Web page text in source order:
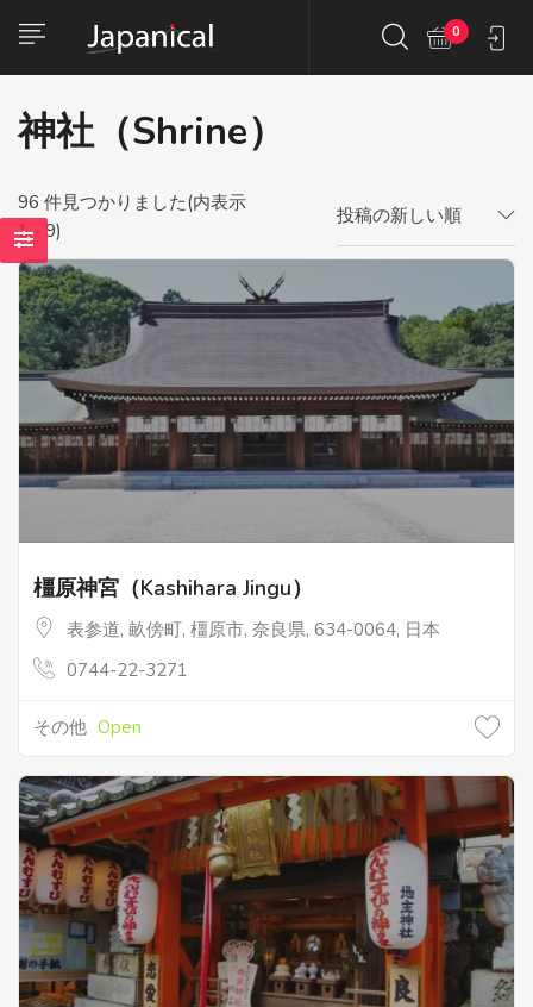
0
神社（Shrine）
96 件見つかりました(内表示
1 - 9)
投稿の新しい順
橿原神宮（Kashihara Jingu）
表参道, 畝傍町, 橿原市, 奈良県, 634-0064, 日本
0744-22-3271
その他 Open